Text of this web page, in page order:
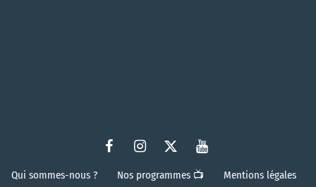
Qui sommes-nous ? Nos programmes 📺
Mentions légales